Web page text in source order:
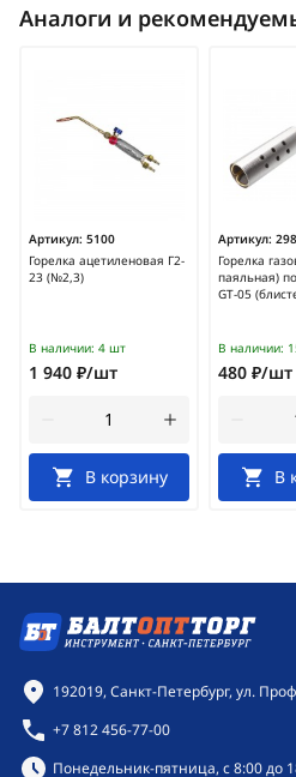
Аналоги и
Артикул: 5100
Горелка ацетиленовая Г2-
23 (№2,3)
В наличии: 4 шт
1 940 ₽/шт
В корзину
Артикул:
Горелка
паяльная)
GT-05
В наличии:
480 ₽/шт
В
Контактная
192019, Санкт-Петербург, ул.
+7 812 456-77-00
Режим работы:
Понедельник-пятница, с 8:00 до